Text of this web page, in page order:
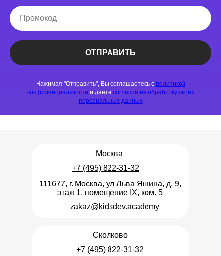
ОТПРАВИТЬ
Нажимая "Отправить", Вы соглашаетесь с политикой
конфиденциальности и даете согласие на обработку своих
персональных данных
zakaz@kidsdev.academy
+7 (495) 822-31-32
111677, г. Москва, ул Льва Яшина, д. 9,
этаж 1, помещение IX, ком. 5
Москва
Сколково
+7 (495) 822-31-32